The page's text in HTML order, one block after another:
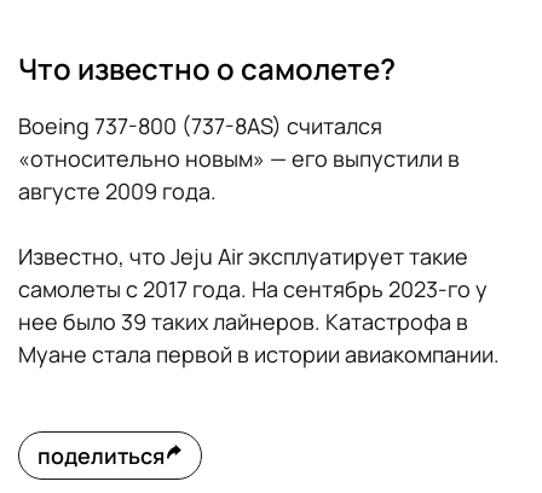
Что известно о самолете?
Boeing 737-800 (737-8AS) считался
«относительно новым» — его выпустили в
августе 2009 года.
Известно, что Jeju Air эксплуатирует такие
самолеты с 2017 года. На сентябрь 2023-го у
нее было 39 таких лайнеров. Катастрофа в
Муане стала первой в истории авиакомпании.
поделиться